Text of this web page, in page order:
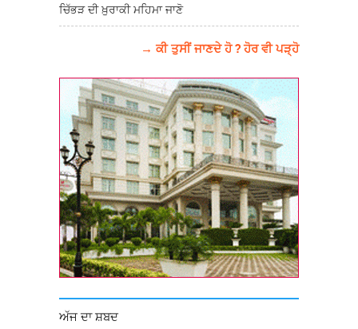
ਚਿੱਭੜ ਦੀ ਖ਼ੁਰਾਕੀ ਮਹਿਮਾ ਜਾਣੋ
→ ਕੀ ਤੁਸੀਂ ਜਾਣਦੇ ਹੋ ? ਹੋਰ ਵੀ ਪੜ੍ਹੋ
ਅੱਜ ਦਾ ਸ਼ਬਦ